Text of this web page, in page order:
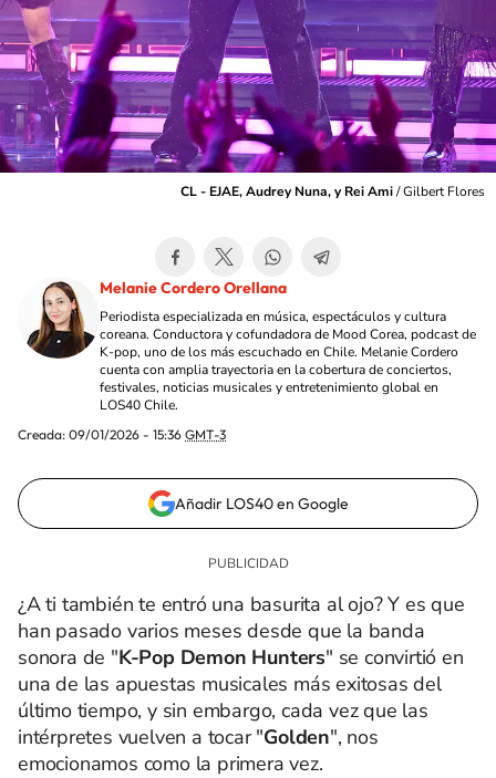
CL - EJAE, Audrey Nuna, y Rei Ami/Gilbert Flores
Melanie Cordero Orellana
Periodista especializada en música, espectáculos y cultura
coreana. Conductora y cofundadora de Mood Corea, podcast de
K-pop, uno de los más escuchado en Chile. Melanie Cordero
cuenta con amplia trayectoria en la cobertura de conciertos,
festivales, noticias musicales y entretenimiento global en
LOS40 Chile.
Creada: 09/01/2026 - 15:36 GMT-3
Añadir LOS40 en Google
¿A ti también te entró una basurita al ojo? Y es que
han pasado varios meses desde que la banda
sonora de "K-Pop Demon Hunters" se convirtió en
una de las apuestas musicales más exitosas del
último tiempo, y sin embargo, cada vez que las
intérpretes vuelven a tocar "Golden", nos
emocionamos como la primera vez.